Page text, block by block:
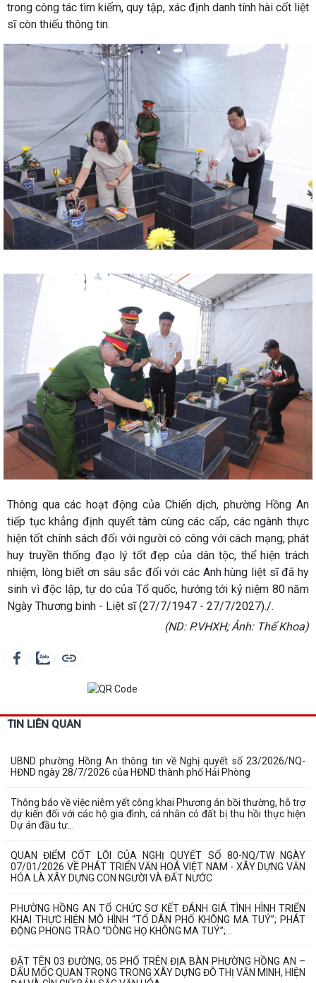
trong công tác tìm kiếm, quy tập, xác định danh tính hài cốt liệt
sĩ còn thiếu thông tin.
Thông qua các hoạt động của Chiến dịch, phường Hồng An
tiếp tục khẳng định quyết tâm cùng các cấp, các ngành thực
hiện tốt chính sách đối với người có công với cách mạng; phát
huy truyền thống đạo lý tốt đẹp của dân tộc, thể hiện trách
nhiệm, lòng biết ơn sâu sắc đối với các Anh hùng liệt sĩ đã hy
sinh vì độc lập, tự do của Tổ quốc, hướng tới kỷ niệm 80 năm
Ngày Thương binh - Liệt sĩ (27/7/1947 - 27/7/2027)./.
(ND: P.VHXH; Ảnh: Thế Khoa)
TIN LIÊN QUAN
UBND phường Hồng An thông tin về Nghị quyết số 23/2026/NQ-
HĐND ngày 28/7/2026 của HĐND thành phố Hải Phòng
Thông báo về việc niêm yết công khai Phương án bồi thường, hỗ trợ
dự kiến đối với các hộ gia đình, cá nhân có đất bị thu hồi thực hiện
Dự án đầu tư...
QUAN ĐIỂM CỐT LÕI CỦA NGHỊ QUYẾT SỐ 80-NQ/TW NGÀY
07/01/2026 VỀ PHÁT TRIỂN VĂN HOÁ VIỆT NAM - XÂY DỰNG VĂN
HÓA LÀ XÂY DỰNG CON NGƯỜI VÀ ĐẤT NƯỚC
PHƯỜNG HỒNG AN TỔ CHỨC SƠ KẾT ĐÁNH GIÁ TÌNH HÌNH TRIỂN
KHAI THỰC HIỆN MÔ HÌNH “TỔ DÂN PHỐ KHÔNG MA TUÝ”; PHÁT
ĐỘNG PHONG TRÀO “DÒNG HỌ KHÔNG MA TUÝ”;...
ĐẶT TÊN 03 ĐƯỜNG, 05 PHỐ TRÊN ĐỊA BÀN PHƯỜNG HỒNG AN –
DẤU MỐC QUAN TRỌNG TRONG XÂY DỰNG ĐÔ THỊ VĂN MINH, HIỆN